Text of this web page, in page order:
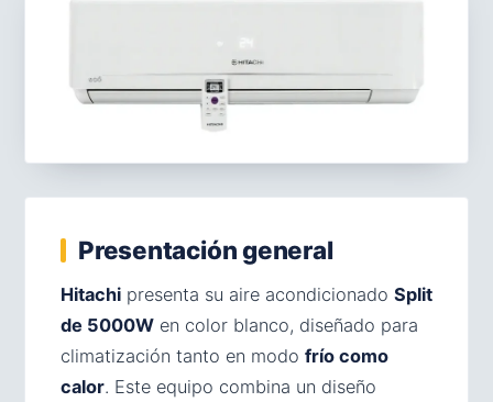
Presentación general
Hitachi presenta su aire acondicionado Split
de 5000W en color blanco, diseñado para
climatización tanto en modo frío como
calor. Este equipo combina un diseño